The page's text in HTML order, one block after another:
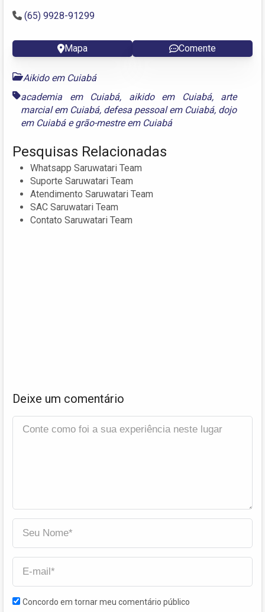
(65) 9928-91299
Mapa Comente
Aikido em Cuiabá
academia em Cuiabá, aikido em Cuiabá, arte
marcial em Cuiabá, defesa pessoal em Cuiabá, dojo
em Cuiabáegrão-mestre em Cuiabá
Pesquisas Relacionadas
Whatsapp Saruwatari Team
Suporte Saruwatari Team
Atendimento Saruwatari Team
SAC Saruwatari Team
Contato Saruwatari Team
Deixe um comentário
Concordo em tornar meu comentário público